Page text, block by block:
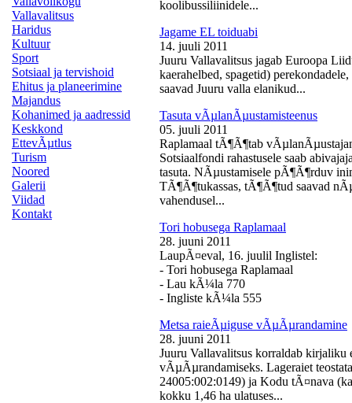
Vallavalitsus
Haridus
Kultuur
Sport
Sotsiaal ja tervishoid
Ehitus ja planeerimine
Majandus
Kohanimed ja aadressid
Keskkond
EttevÃµtlus
Turism
Noored
Galerii
Viidad
Kontakt
koolibussiliinidele...
Jagame EL toiduabi
14. juuli 2011
Juuru Vallavalitsus jagab Euroopa
kaerahelbed, spagetid)
saavad Juuru valla elanikud...
Tasuta vÃµlanÃµustamisteenus
05. juuli 2011
Raplamaal tÃ¶Ã¶tab
Sotsiaalfondi rahastusele saab
tasuta. NÃµustamisele pÃ¶Ã¶rduv
TÃ¶Ã¶tukassas, tÃ¶Ã¶tud saavad
vahendusel...
Tori hobusega Raplamaal
28. juuni 2011
LaupÃ¤eval, 16. juulil Inglistel:
- Tori hobusega Raplamaal
- Lau kÃ¼la 770
- Ingliste kÃ¼la 555
Metsa raieÃµiguse vÃµÃµrandamine
28. juuni 2011
Juuru Vallavalitsus korraldab kirjaliku
vÃµÃµrandamiseks. Lageraiet
24005:002:0149) ja Kodu tÃ¤nava
kokku 1,46 ha ulatuses...